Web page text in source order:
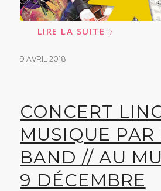
LIRE LA SUITE
9 AVRIL 2018
CONCERT
MUSIQUE PAR
BAND // AU
9 DÉCEMBRE